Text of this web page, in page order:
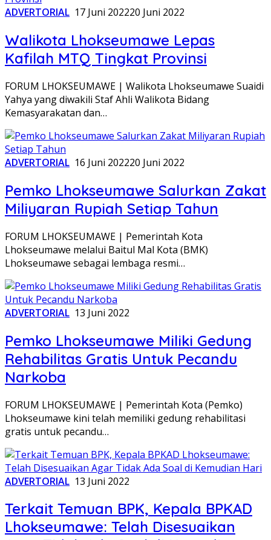
ADVERTORIAL 17 Juni 202220 Juni 2022
Walikota Lhokseumawe Lepas
Kafilah MTQ Tingkat Provinsi
FORUM LHOKSEUMAWE | Walikota Lhokseumawe Suaidi
Yahya yang diwakili Staf Ahli Walikota Bidang
Kemasyarakatan dan…
ADVERTORIAL 16 Juni 202220 Juni 2022
Pemko Lhokseumawe Salurkan Zakat
Miliyaran Rupiah Setiap Tahun
FORUM LHOKSEUMAWE | Pemerintah Kota
Lhokseumawe melalui Baitul Mal Kota (BMK)
Lhokseumawe sebagai lembaga resmi…
ADVERTORIAL 13 Juni 2022
Pemko Lhokseumawe Miliki Gedung
Rehabilitas Gratis Untuk Pecandu
Narkoba
FORUM LHOKSEUMAWE | Pemerintah Kota (Pemko)
Lhokseumawe kini telah memiliki gedung rehabilitasi
gratis untuk pecandu…
ADVERTORIAL 13 Juni 2022
Terkait Temuan BPK, Kepala BPKAD
Lhokseumawe: Telah Disesuaikan